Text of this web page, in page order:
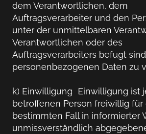
dem Verantwortlichen, dem
Auftragsverarbeiter und den
unter der unmittelbaren
Verantwortlichen oder des
Auftragsverarbeiters befugt
personenbezogenen Daten zu
k) Einwilligung Einwilligung ist
betroffenen Person freiwillig für
bestimmten Fall in informierter
unmissverständlich